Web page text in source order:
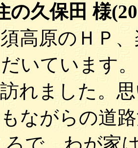
の久保田 様
高原のＨＰ
いています
れました。
ながらの道
ろで、わが家